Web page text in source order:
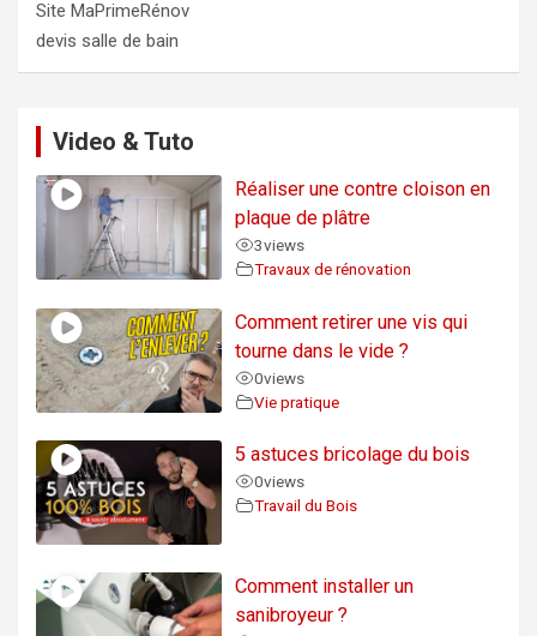
Site MaPrimeRénov
devis salle de bain
Video & Tuto
Réaliser une contre cloison en
plaque de plâtre
3views
Travaux de rénovation
Comment retirer une vis qui
tourne dans le vide ?
0views
Vie pratique
5 astuces bricolage du bois
0views
Travail du Bois
Comment installer un
sanibroyeur ?